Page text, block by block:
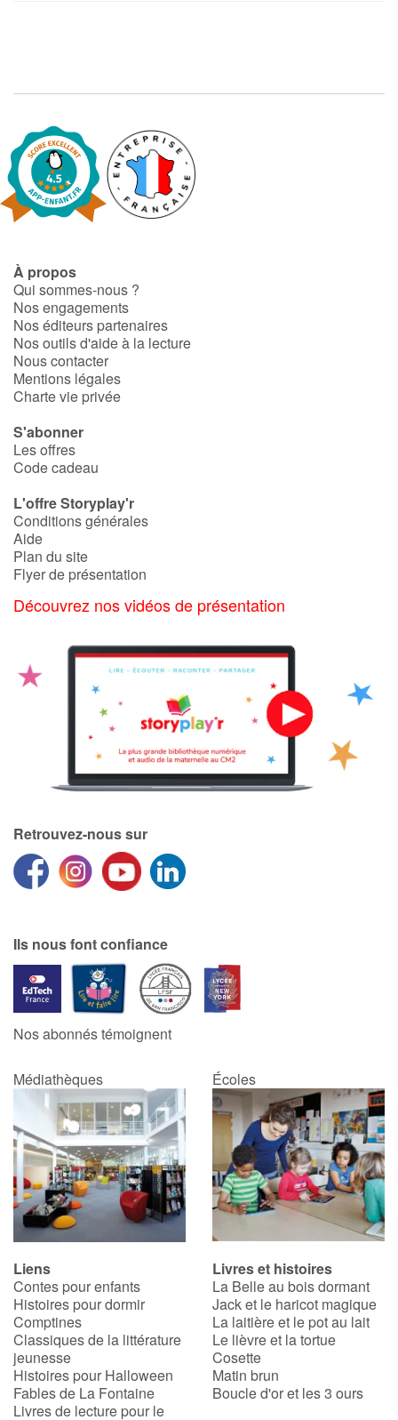
À propos
Qui sommes-nous ?
Nos engagements
Nos éditeurs partenaires
Nos outils d'aide à la lecture
Nous contacter
Mentions légales
Charte vie privée
S'abonner
Les offres
Code cadeau
L'offre Storyplay'r
Conditions générales
Aide
Plan du site
Flyer de présentation
Découvrez nos vidéos de présentation
Retrouvez-nous sur
Ils nous font confiance
Nos abonnés témoignent
Médiathèques Écoles
Liens
Contes pour enfants
Histoires pour dormir
Comptines
Classiques de la littérature
jeunesse
Histoires pour Halloween
Fables de La Fontaine
Livres de lecture pour le
Livres et histoires
La Belle au bois dormant
Jack et le haricot magique
La laitière et le pot au lait
Le lièvre et la tortue
Cosette
Matin brun
Boucle d'or et les 3 ours